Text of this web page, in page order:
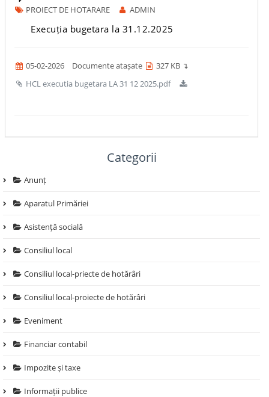
PROIECT DE HOTARARE ADMIN
Execuția bugetara la 31.12.2025
05-02-2026 Documente atașate
327 KB ↴
HCL executia bugetara LA 31 12 2025.pdf
Categorii
Anunț
Aparatul Primăriei
Asistență socială
Consiliul local
Consiliul local-priecte de hotărâri
Consiliul local-proiecte de hotărâri
Eveniment
Financiar contabil
Impozite și taxe
Informații publice